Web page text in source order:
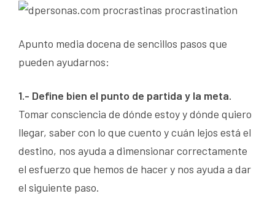
Apunto media docena de sencillos pasos que
pueden ayudarnos:
1.- Define bien el punto de partida y la meta.
Tomar consciencia de dónde estoy y dónde quiero
llegar, saber con lo que cuento y cuán lejos está el
destino, nos ayuda a dimensionar correctamente
el esfuerzo que hemos de hacer y nos ayuda a dar
el siguiente paso.